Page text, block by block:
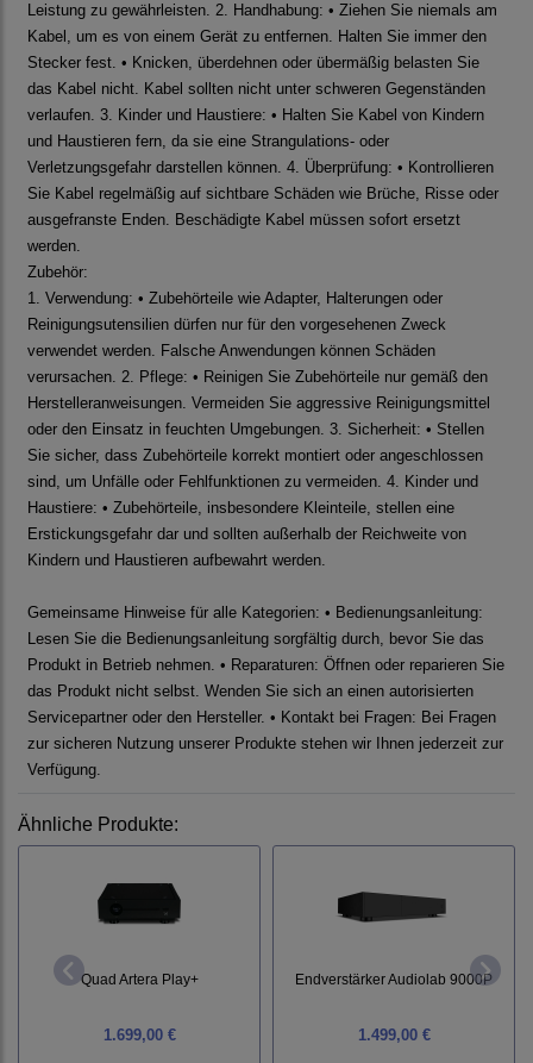
Leistung zu gewährleisten. 2. Handhabung: • Ziehen Sie niemals am
Kabel, um es von einem Gerät zu entfernen. Halten Sie immer den
Stecker fest. • Knicken, überdehnen oder übermäßig belasten Sie
das Kabel nicht. Kabel sollten nicht unter schweren Gegenständen
verlaufen. 3. Kinder und Haustiere: • Halten Sie Kabel von Kindern
und Haustieren fern, da sie eine Strangulations- oder
Verletzungsgefahr darstellen können. 4. Überprüfung: • Kontrollieren
Sie Kabel regelmäßig auf sichtbare Schäden wie Brüche, Risse oder
ausgefranste Enden. Beschädigte Kabel müssen sofort ersetzt
werden.
Zubehör:
1. Verwendung: • Zubehörteile wie Adapter, Halterungen oder
Reinigungsutensilien dürfen nur für den vorgesehenen Zweck
verwendet werden. Falsche Anwendungen können Schäden
verursachen. 2. Pflege: • Reinigen Sie Zubehörteile nur gemäß den
Herstelleranweisungen. Vermeiden Sie aggressive Reinigungsmittel
oder den Einsatz in feuchten Umgebungen. 3. Sicherheit: • Stellen
Sie sicher, dass Zubehörteile korrekt montiert oder angeschlossen
sind, um Unfälle oder Fehlfunktionen zu vermeiden. 4. Kinder und
Haustiere: • Zubehörteile, insbesondere Kleinteile, stellen eine
Erstickungsgefahr dar und sollten außerhalb der Reichweite von
Kindern und Haustieren aufbewahrt werden.
Gemeinsame Hinweise für alle Kategorien: • Bedienungsanleitung:
Lesen Sie die Bedienungsanleitung sorgfältig durch, bevor Sie das
Produkt in Betrieb nehmen. • Reparaturen: Öffnen oder reparieren Sie
das Produkt nicht selbst. Wenden Sie sich an einen autorisierten
Servicepartner oder den Hersteller. • Kontakt bei Fragen: Bei Fragen
zur sicheren Nutzung unserer Produkte stehen wir Ihnen jederzeit zur
Verfügung.
Ähnliche Produkte:
Quad Artera Play+
1.699,00 €
Endverstärker Audiolab 9000P
1.499,00 €